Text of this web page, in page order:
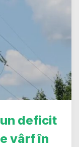
deficit
vârf în